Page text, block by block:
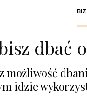
dbać
możliwość
idzie